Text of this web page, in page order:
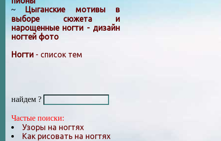
~ Цыганские мотивы в
выборе сюжета и
нарощенные ногти - дизайн
ногтей фото
Ногти - список тем
найдем ?
Частые поиски:
Узоры на ногтях
Как рисовать на ногтях